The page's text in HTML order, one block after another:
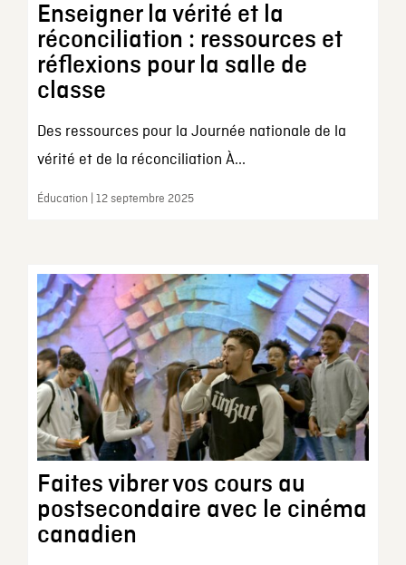
Enseigner la vérité et la
réconciliation : ressources et
réflexions pour la salle de
classe
Des ressources pour la Journée nationale de la
vérité et de la réconciliation À...
Éducation | 12 septembre 2025
Faites vibrer vos cours au
postsecondaire avec le cinéma
canadien